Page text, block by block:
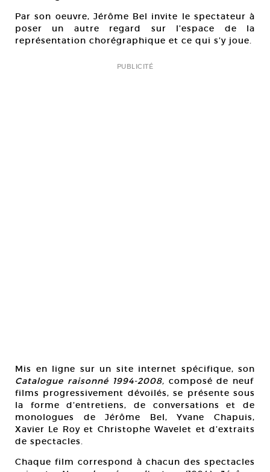
Par son oeuvre, Jérôme Bel invite le spectateur à
poser un autre regard sur l’espace de la
représentation chorégraphique et ce qui s’y joue.
PUBLICITÉ
Mis en ligne sur un site internet spécifique, son
Catalogue raisonné 1994-2008, composé de neuf
films progressivement dévoilés, se présente sous
la forme d’entretiens, de conversations et de
monologues de Jérôme Bel, Yvane Chapuis,
Xavier Le Roy et Christophe Wavelet et d’extraits
de spectacles.
Chaque film correspond à chacun des spectacles